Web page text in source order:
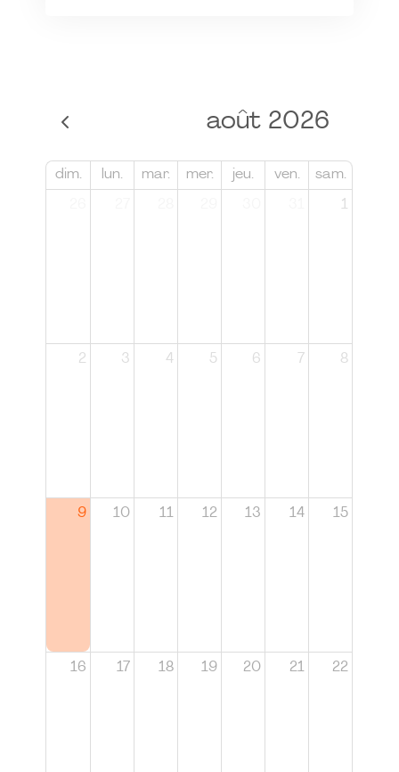
août 2026
dim. lun. mar. mer. jeu. ven. sam.
1
2 3 4 5 6 7 8
9 10 11 12 13 14 15
16 17 18 19 20 21 22